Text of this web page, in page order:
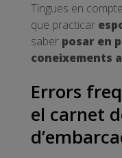
Tingues en
que practicar
saber posar en
coneixements
Errors
el carnet